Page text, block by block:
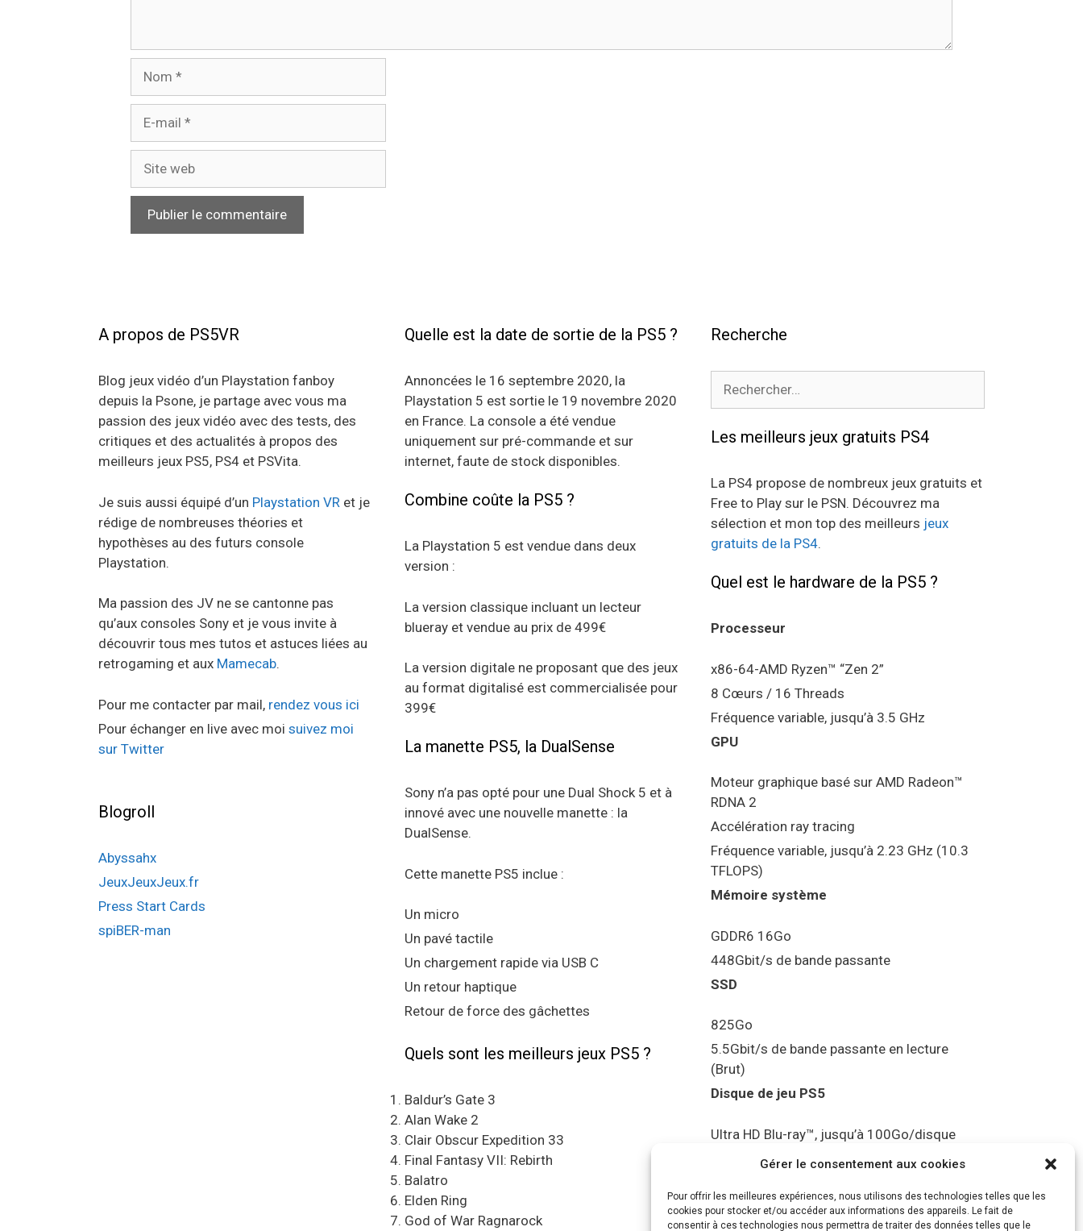
Gérer le consentement aux cookies
Pour offrir les meilleures expériences, nous utilisons des technologies telles que les
cookies pour stocker et/ou accéder aux informations des appareils. Le fait de
consentir à ces technologies nous permettra de traiter des données telles que le
A propos de PS5VR
Blog jeux vidéo d’un Playstation fanboy
depuis la Psone, je partage avec vous ma
passion des jeux vidéo avec des tests, des
critiques et des actualités à propos des
meilleurs jeux PS5, PS4 et PSVita.
Je suis aussi équipé d’un Playstation VR et je
rédige de nombreuses théories et
hypothèses au des futurs console
Playstation.
Ma passion des JV ne se cantonne pas
qu’aux consoles Sony et je vous invite à
découvrir tous mes tutos et astuces liées au
retrogaming et aux Mamecab.
Pour me contacter par mail, rendez vous ici
Pour échanger en live avec moi suivez moi
sur Twitter
Blogroll
Abyssahx
JeuxJeuxJeux.fr
Press Start Cards
spiBER-man
Quelle est la date de sortie de la PS5 ?
Annoncées le 16 septembre 2020, la
Playstation 5 est sortie le 19 novembre 2020
en France. La console a été vendue
uniquement sur pré-commande et sur
internet, faute de stock disponibles.
Combine coûte la PS5 ?
La Playstation 5 est vendue dans deux
version :
La version classique incluant un lecteur
blueray et vendue au prix de 499€
La version digitale ne proposant que des jeux
au format digitalisé est commercialisée pour
399€
La manette PS5, la DualSense
Sony n’a pas opté pour une Dual Shock 5 et à
innové avec une nouvelle manette : la
DualSense.
Cette manette PS5 inclue :
Un micro
Un pavé tactile
Un chargement rapide via USB C
Un retour haptique
Retour de force des gâchettes
Quels sont les meilleurs jeux PS5 ?
Baldur’s Gate 3
Alan Wake 2
Clair Obscur Expedition 33
Final Fantasy VII: Rebirth
Balatro
Elden Ring
God of War Ragnarock
Recherche
Les meilleurs jeux gratuits PS4
La PS4 propose de nombreux jeux gratuits et
Free to Play sur le PSN. Découvrez ma
sélection et mon top des meilleurs jeux
gratuits de la PS4.
Quel est le hardware de la PS5 ?
Processeur
x86-64-AMD Ryzen™ “Zen 2”
8 Cœurs / 16 Threads
Fréquence variable, jusqu’à 3.5 GHz
GPU
Moteur graphique basé sur AMD Radeon™
RDNA 2
Accélération ray tracing
Fréquence variable, jusqu’à 2.23 GHz (10.3
TFLOPS)
Mémoire système
GDDR6 16Go
448Gbit/s de bande passante
SSD
825Go
5.5Gbit/s de bande passante en lecture
(Brut)
Disque de jeu PS5
Ultra HD Blu-ray™, jusqu’à 100Go/disque
Sortie vidéo
Compatibilité avec les téléviseurs 4K 120Hz
et 8K, VRR (spécification HDMI v. 2.1)